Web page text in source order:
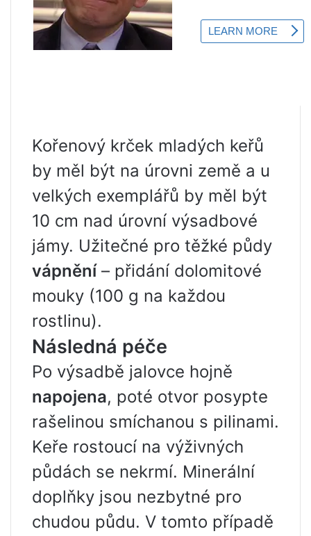
Kořenový krček mladých keřů
by měl být na úrovni země a u
velkých exemplářů by měl být
10 cm nad úrovní výsadbové
jámy. Užitečné pro těžké půdy
vápnění– přidání dolomitové
mouky (100 g na každou
rostlinu).
Následná péče
Po výsadbě jalovce hojně
napojena, poté otvor posypte
rašelinou smíchanou s pilinami.
Keře rostoucí na výživných
půdách se nekrmí. Minerální
doplňky jsou nezbytné pro
chudou půdu. V tomto případě